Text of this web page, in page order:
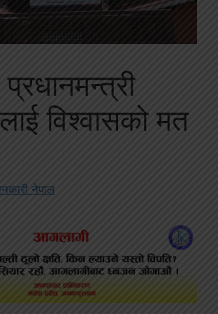
विश्वासको मत
नेपाल